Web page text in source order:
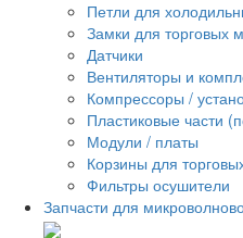
Петли для
Замки для торговых
Датчики
Вентиляторы и
Компрессоры /
Пластиковые части
Модули / платы
Корзины для
Фильтры осушители
Запчасти для